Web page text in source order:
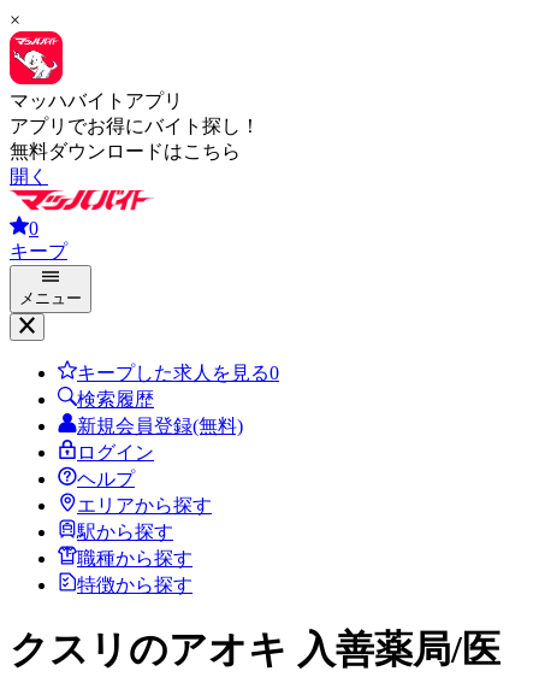
×
マッハバイトアプリ
アプリでお得にバイト探し！
無料ダウンロードはこちら
開く
0
キープ
メニュー
キープした求人を見る0
検索履歴
新規会員登録(無料)
ログイン
ヘルプ
エリアから探す
駅から探す
職種から探す
特徴から探す
クスリのアオキ 入善薬局/医